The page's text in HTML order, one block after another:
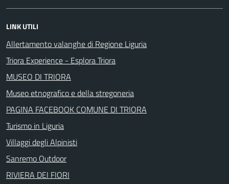
LINK UTILI
Allertamento valanghe di Regione Liguria
Triora Experience - Esplora Triora
MUSEO DI TRIORA
Museo etnografico e della stregoneria
PAGINA FACEBOOK COMUNE DI TRIORA
Turismo in Liguria
Villaggi degli Alpinisti
Sanremo Outdoor
RIVIERA DEI FIORI